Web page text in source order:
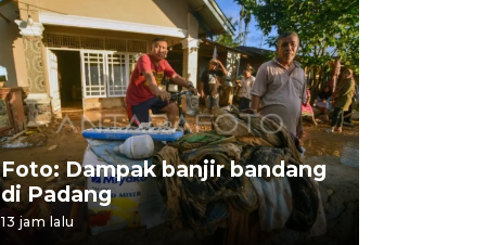
Foto: Dampak banjir bandang
di Padang
13 jam lalu